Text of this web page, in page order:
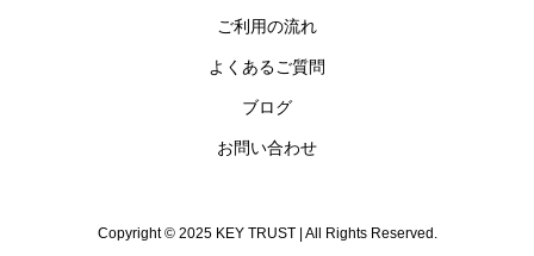
ご利用の流れ
よくあるご質問
ブログ
お問い合わせ
Copyright © 2025 KEY TRUST | All Rights Reserved.